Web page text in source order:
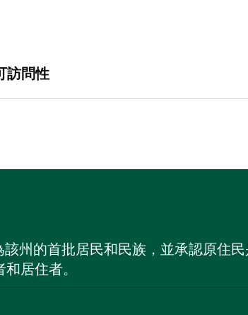
訪問性
州的首批居民和民族，並承認原住
和居住者。